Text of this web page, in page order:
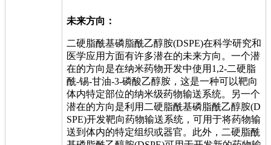
未来方向：
二硬脂酰基磷脂酰乙醇胺(DSPE)在科学研究和
医学应用方面有许多潜在的未来方向。一个潜
在的方向是在纳米药物开发中使用1,2-二硬脂
酰-锡-甘油-3-磷酸乙醇胺，这是一种可以靶向
体内特定部位的纳米级药物输送系统。另一个
潜在的方向是利用二硬脂酰基磷脂酰乙醇胺(D
SPE)开发靶向药物输送系统，可用于将药物输
送到体内的特定组织或器官。此外，二硬脂酰